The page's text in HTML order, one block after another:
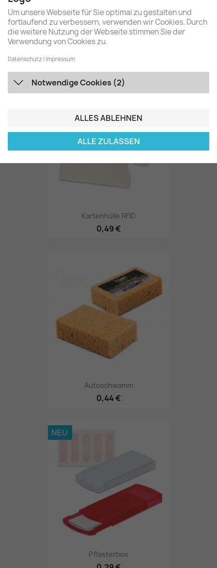
Um unsere Webseite für Sie optimal zu gestalten und
fortlaufend zu verbessern, verwenden wir Cookies. Durch
die weitere Nutzung der Webseite stimmen Sie der
Verwendung von Cookies zu.
Datenschutz Impressum
Notwendige Cookies (2)
ALLES ABLEHNEN
ALLE ZULASSEN
Multitool-Helfer
Kartenhülle RFID
0,49 €
Autoschwamm
0,44 €
Pflasterbox
NEU